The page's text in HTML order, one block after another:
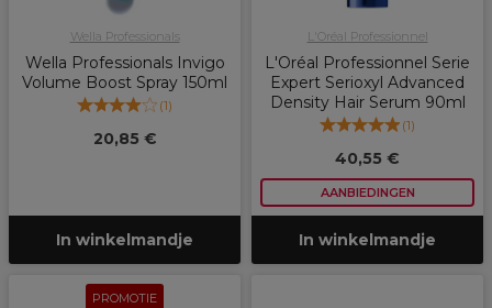
Wella Professionals
Wella Professionals Invigo
Volume Boost Spray 150ml
(1)
20,85 €
In winkelmandje
L'Oréal Professionnel
L'Oréal Professionnel Serie
Expert Serioxyl Advanced
Density Hair Serum 90ml
(1)
40,55 €
AANBIEDINGEN
In winkelmandje
PROMOTIE